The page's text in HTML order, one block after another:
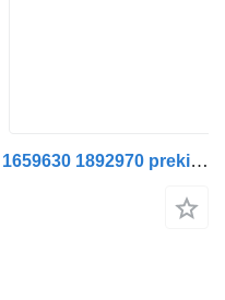
DAF,SEUFFER CF450 (01.18-) 1659630 1892970 prekidač pod volanom za DAF CF450, CF460 (2017-) tegljača